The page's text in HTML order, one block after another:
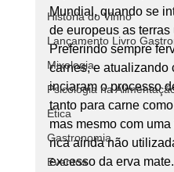
História do Vinho
Lançamento Livro
Mixologia
Psicologia na
Ética
Gastronomia
Eventos
Mundial, quando se
de europeus as terras
Preferindo sempre
carnes, e atualizando
inciaram o processo
tanto para carne
mas mesmo com
rica ainda não
excesso da erva mate.